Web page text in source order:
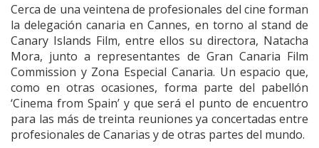
Cerca de una veintena de profesionales del cine forman
la delegación canaria en Cannes, en torno al stand de
Canary Islands Film, entre ellos su directora, Natacha
Mora, junto a representantes de Gran Canaria Film
Commission y Zona Especial Canaria. Un espacio que,
como en otras ocasiones, forma parte del pabellón
‘Cinema from Spain’ y que será el punto de encuentro
para las más de treinta reuniones ya concertadas entre
profesionales de Canarias y de otras partes del mundo.